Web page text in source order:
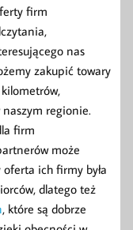
firm
nas
zakupić towary
regionie.
firm
może
ich firmy była
dlatego też
, które są dobrze